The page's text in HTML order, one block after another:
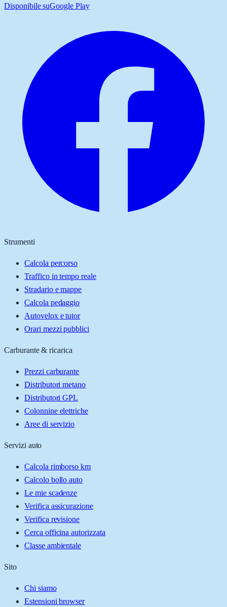
Disponibile suGoogle Play
Strumenti
Calcola percorso
Traffico in tempo reale
Stradario e mappe
Calcola pedaggio
Autovelox e tutor
Orari mezzi pubblici
Carburante & ricarica
Prezzi carburante
Distributori metano
Distributori GPL
Colonnine elettriche
Aree di servizio
Servizi auto
Calcola rimborso km
Calcolo bollo auto
Le mie scadenze
Verifica assicurazione
Verifica revisione
Cerca officina autorizzata
Classe ambientale
Sito
Chi siamo
Estensioni browser